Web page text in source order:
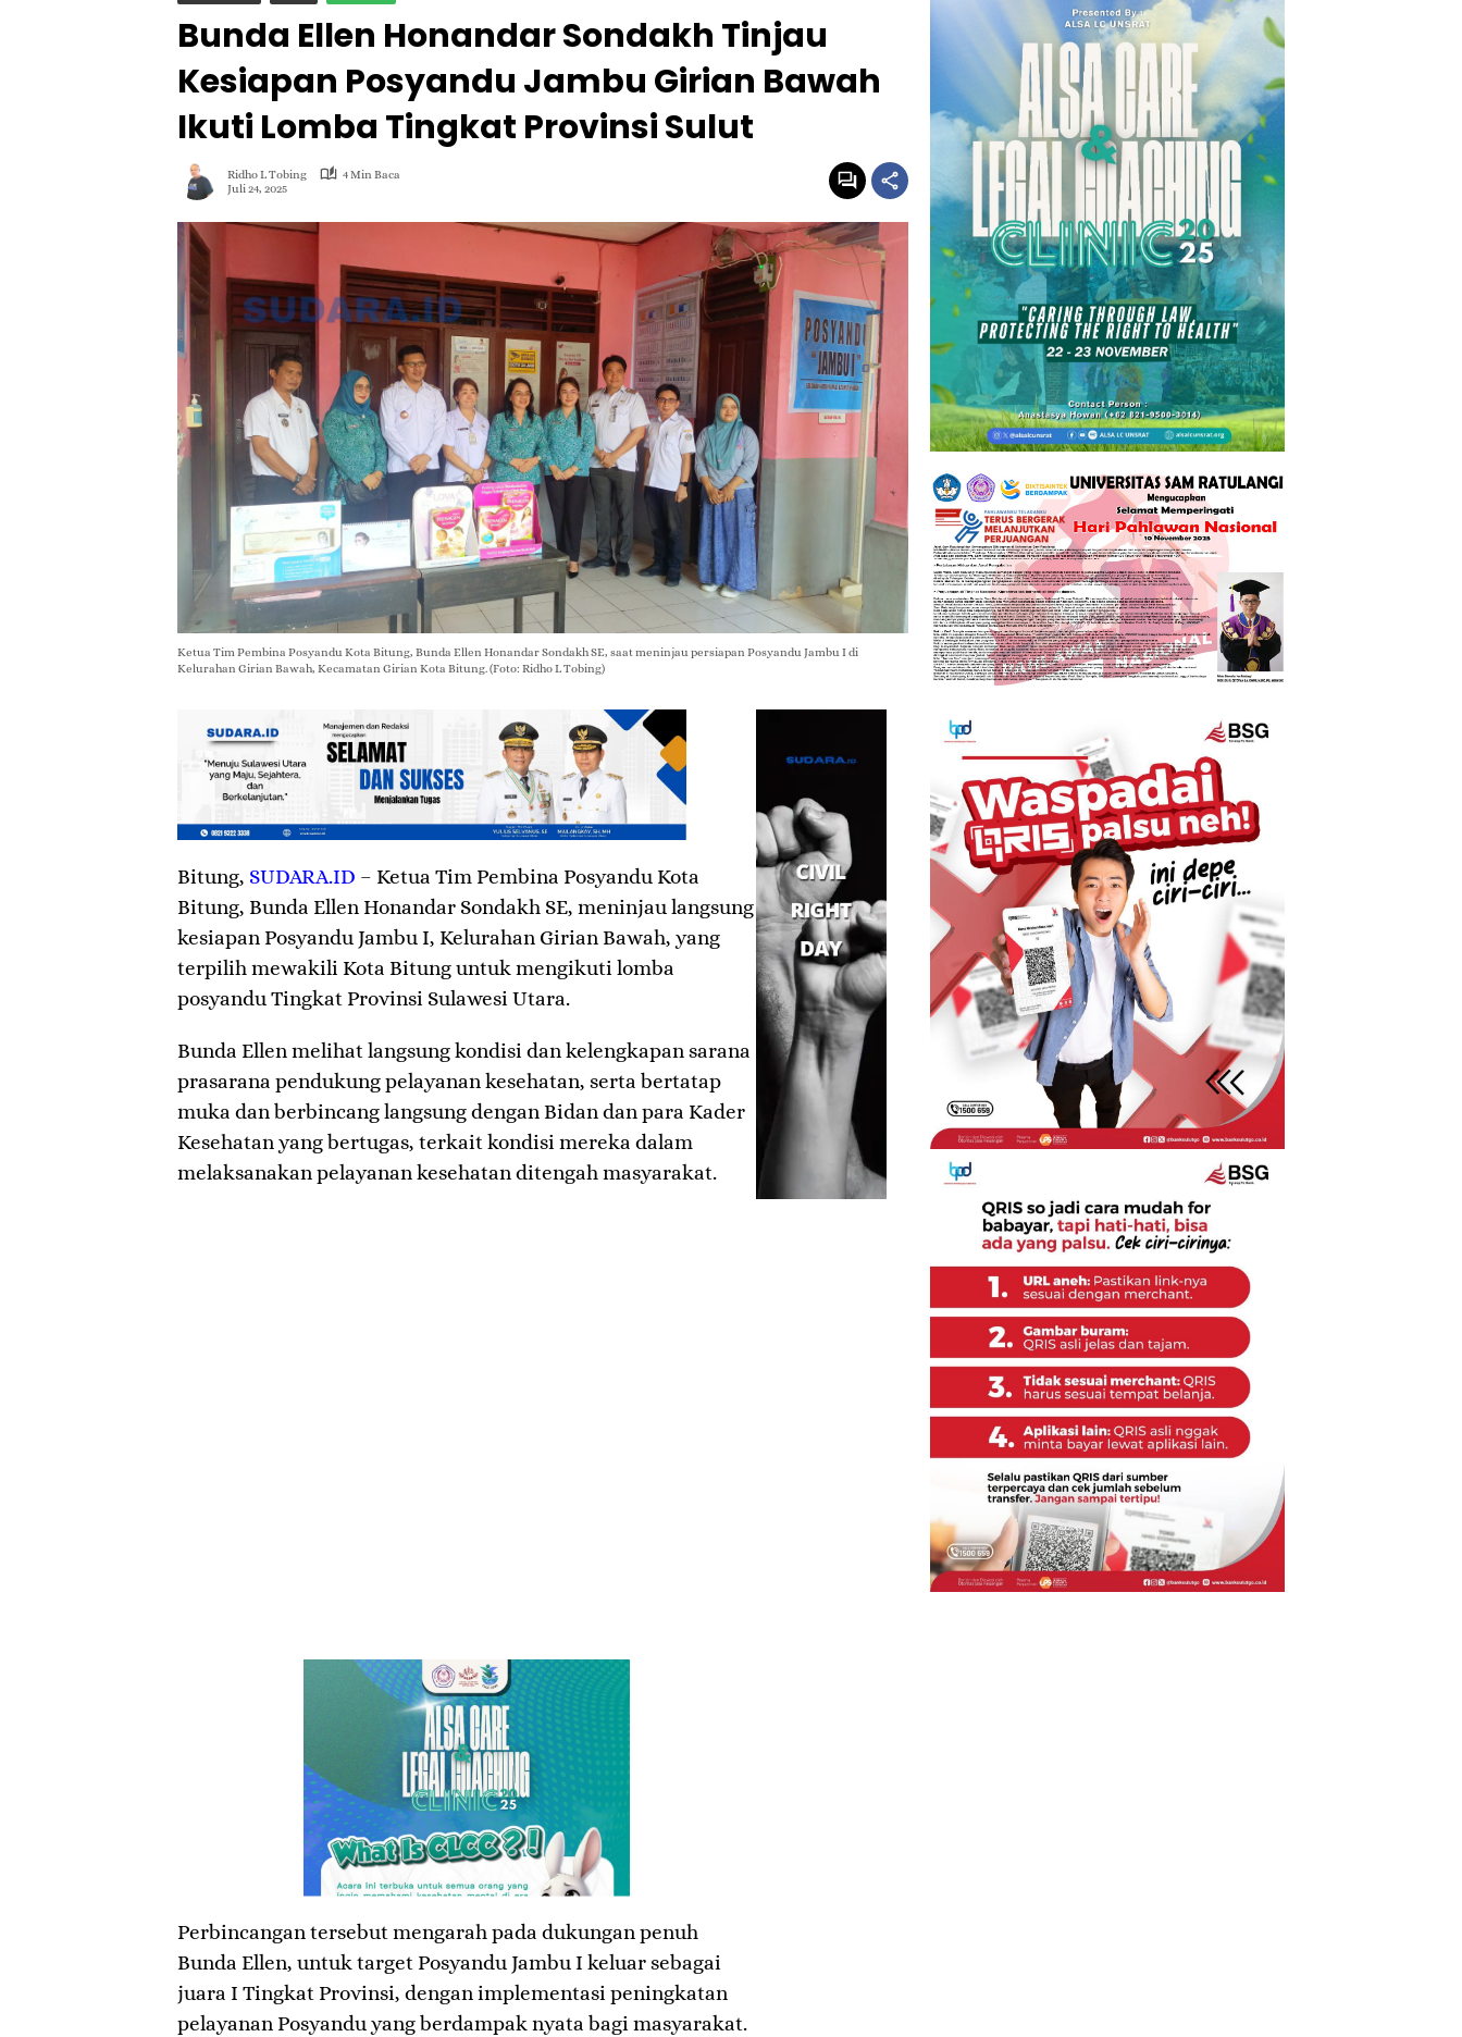
Bunda Ellen Honandar Sondakh Tinjau
Kesiapan Posyandu Jambu Girian Bawah
Ikuti Lomba Tingkat Provinsi Sulut
Ridho L Tobing
4 Min Baca
Juli 24, 2025
Ketua Tim Pembina Posyandu Kota Bitung, Bunda Ellen Honandar Sondakh SE, saat meninjau persiapan Posyandu Jambu I di
Kelurahan Girian Bawah, Kecamatan Girian Kota Bitung. (Foto: Ridho L Tobing)
Bitung, SUDARA.ID – Ketua Tim Pembina Posyandu Kota
Bitung, Bunda Ellen Honandar Sondakh SE, meninjau langsung
kesiapan Posyandu Jambu I, Kelurahan Girian Bawah, yang
terpilih mewakili Kota Bitung untuk mengikuti lomba
posyandu Tingkat Provinsi Sulawesi Utara.
Bunda Ellen melihat langsung kondisi dan kelengkapan sarana
prasarana pendukung pelayanan kesehatan, serta bertatap
muka dan berbincang langsung dengan Bidan dan para Kader
Kesehatan yang bertugas, terkait kondisi mereka dalam
melaksanakan pelayanan kesehatan ditengah masyarakat.
Perbincangan tersebut mengarah pada dukungan penuh
Bunda Ellen, untuk target Posyandu Jambu I keluar sebagai
juara I Tingkat Provinsi, dengan implementasi peningkatan
pelayanan Posyandu yang berdampak nyata bagi masyarakat.